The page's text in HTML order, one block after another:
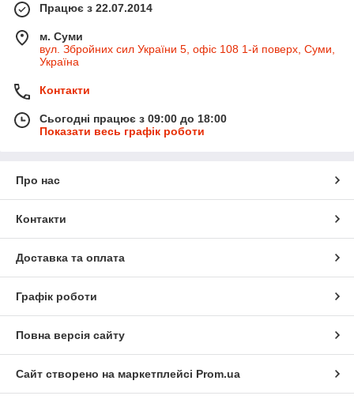
Працює з 22.07.2014
м. Суми
вул. Збройних сил України 5, офіс 108 1-й поверх, Суми,
Україна
Контакти
Сьогодні працює з 09:00 до 18:00
Показати весь графік роботи
Про нас
Контакти
Доставка та оплата
Графік роботи
Повна версія сайту
Сайт створено на маркетплейсі Prom.ua